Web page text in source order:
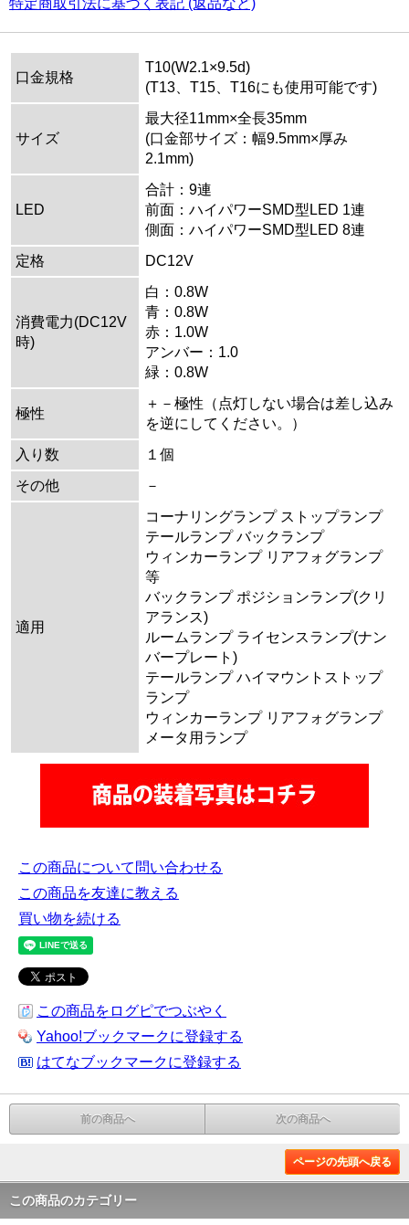
口金規格
T10(W2.1×9.5d)
(T13、T15、T16にも使用可能です)
サイズ
最大径11mm×全長35mm
(口金部サイズ：幅9.5mm×厚み
2.1mm)
LED
合計：9連
前面：ハイパワーSMD型LED 1連
側面：ハイパワーSMD型LED 8連
定格
DC12V
消費電力(DC12V
時)
白：0.8W
青：0.8W
赤：1.0W
アンバー：1.0
緑：0.8W
極性
＋－極性（点灯しない場合は差し込み
を逆にしてください。）
入り数
１個
その他
－
適用
コーナリングランプ ストップランプ
テールランプ バックランプ
ウィンカーランプ リアフォグランプ
等
バックランプ ポジションランプ(クリ
アランス)
ルームランプ ライセンスランプ(ナン
バープレート)
テールランプ ハイマウントストップ
ランプ
ウィンカーランプ リアフォグランプ
メータ用ランプ
この商品について問い合わせる
この商品を友達に教える
買い物を続ける
この商品をログピでつぶやく
Yahoo!ブックマークに登録する
はてなブックマークに登録する
前の商品へ 次の商品へ
ページの先頭へ戻る
この商品のカテゴリー